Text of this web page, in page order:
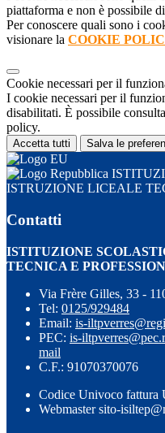
piattaforma e non è possibile
Per conoscere quali sono i
visionare la COOKIE
Cookie necessari per il
I cookie necessari per il
disabilitati. È possibile
policy.
Accetta tutti Salva le
ISTRUZIONE LICEALE
Contatti
ISTITUZIONE
TECNICA E
Via Frère Gilles, 33 -
Tel: 0125/929484
Email: is-
PEC: is-
mail
C.F.: 91070370076
Codice Univoco fattura
Webmaster sito-